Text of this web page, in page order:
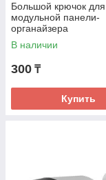
Большой крючок для
модульной панели-
органайзера
В наличии
300 ₸
Купить